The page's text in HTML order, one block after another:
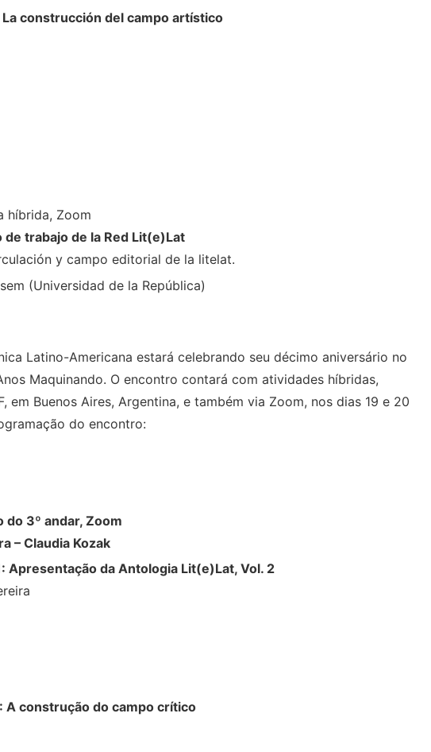
La construcción del campo artístico
híbrida, Zoom
de trabajo de la Red Lit(e)Lat
y campo editorial de la litelat.
(Universidad de la República)
Latino-Americana estará celebrando seu décimo aniversário no
Maquinando. O encontro contará com atividades híbridas,
em Buenos Aires, Argentina, e também via Zoom, nos dias 19 e 20
do encontro:
do 3º andar, Zoom
– Claudia Kozak
Apresentação da Antologia Lit(e)Lat, Vol. 2
A construção do campo crítico